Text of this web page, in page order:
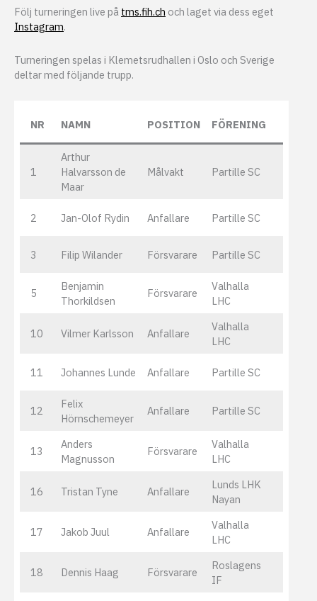
Följ turneringen live på tms.fih.ch och laget via dess eget
Instagram.
Turneringen spelas i Klemetsrudhallen i Oslo och Sverige
deltar med följande trupp.
NR NAMN POSITION FÖRENING
1
Arthur
Halvarsson de
Maar
Målvakt Partille SC
2 Jan-Olof Rydin Anfallare Partille SC
3 Filip Wilander Försvarare Partille SC
5
Benjamin
Thorkildsen
Försvarare
Valhalla
LHC
10 Vilmer Karlsson Anfallare
Valhalla
LHC
11 Johannes Lunde Anfallare Partille SC
12
Felix
Hörnschemeyer
Anfallare Partille SC
13
Anders
Magnusson
Försvarare
Valhalla
LHC
16 Tristan Tyne Anfallare
Lunds LHK
Nayan
17 Jakob Juul Anfallare
Valhalla
LHC
18 Dennis Haag Försvarare
Roslagens
IF